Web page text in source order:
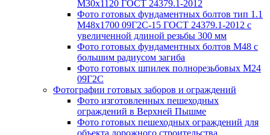
М30х1120 ГОСТ 24379.1-2012
Фото готовых фундаментных болтов тип 1.1
М48х1700 09Г2С-15 ГОСТ 24379.1-2012 с
увеличенной длиной резьбы 300 мм
Фото готовых фундаментных болтов М48 с
большим радиусом загиба
Фото готовых шпилек полнорезьбовых М24
09Г2С
Фотографии готовых заборов и ограждений
Фото изготовленных пешеходных
ограждений в Верхней Пышме
Фото готовых пешеходных ограждений для
объекта дорожного строительства